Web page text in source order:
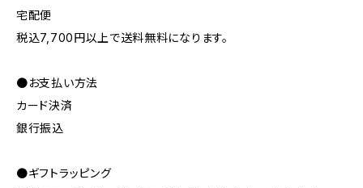
宅配便
税込7,700円以上で送料無料になります。
●お支払い方法
カード決済
銀行振込
●ギフトラッピング